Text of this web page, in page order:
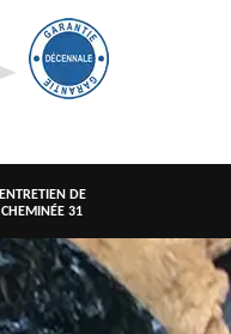
ENTRETIEN DE
CHEMINÉE 31